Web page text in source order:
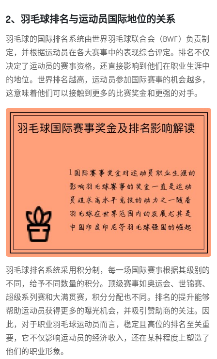
2、羽毛球排名与运动员国际地位的关系
羽毛球的国际排名系统由世界羽毛球联合会（BWF）负责制
定，并根据运动员在各大赛事中的表现综合评定。排名不仅
决定了运动员的赛事资格，还直接影响到他们在职业生涯中
的地位。世界排名越高，运动员参加国际赛事的机会越多，
这意味着他们可以接触到更多的比赛奖金和更强的对手。
羽毛球排名系统采用积分制，每一场国际赛事根据其级别的
不同，给予不同数量的积分。顶级赛事如奥运会、世锦赛、
超级系列赛和大满贯赛，积分分配也不同。排名的提升能够
帮助运动员获得更多的曝光机会，并吸引赞助商的关注。因
此，对于职业羽毛球运动员而言，稳定且高位的排名至关重
要，它不仅影响运动员的经济收入，还在某种程度上塑造了
他们的职业形象。